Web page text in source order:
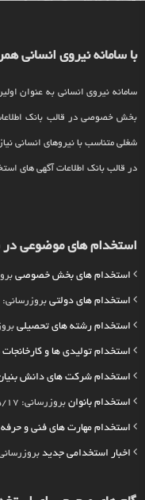
با سامانه نیروی انسانی
سامانه نیروی انسانی به عنوان
بخش خصوصی در قالب بانک
شغلی متناسب با نیروهای انسانی
در قالب بانک اطلاعات آگهی های
استخدام های موضوعی در سال
استخدام های بخش خصوصی
استخدام های دولتی بروزرسانی: 1405/05/17
استخدام رشته های تحصیلی
استخدام تولیدی ها و کارخانجات
استخدام شرکت های دانش
استخدام بانوان بروزرسانی: 1405/05/17
استخدام مهارت های فنی و
اخبار استخدامی جدید بروزرسانی: 1405/